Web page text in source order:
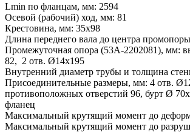
Lmin по фланцам, мм: 2594
Осевой (рабочий) ход, мм: 81
Крестовина, мм: 35х98
Длина переднего вала до центра
Промежуточная опора (53А-2202081), мм:
82, 2 отв. Ø14х195
Внутренний диаметр трубы и толщина
Присоединительные размеры, мм: 4 отв.
противоположных отверстий 96, бурт Ø
фланец
Максимальный крутящий момент до
Максимальный крутящий момент до